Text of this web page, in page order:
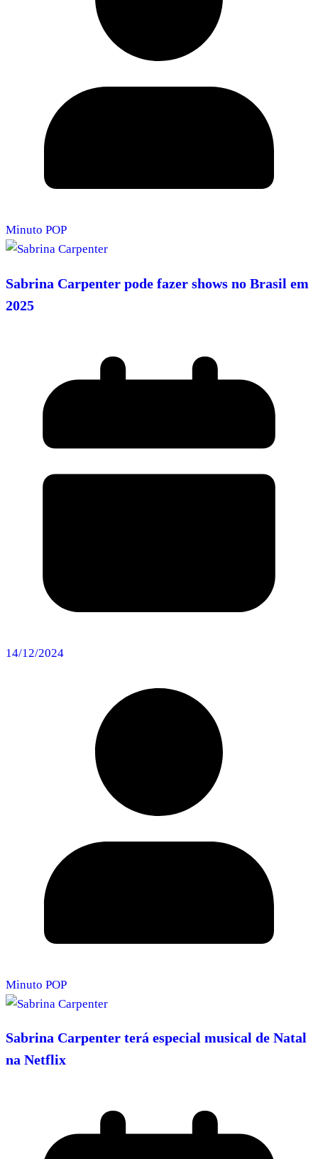
Minuto POP
Sabrina Carpenter pode fazer shows no Brasil em
2025
14/12/2024
Minuto POP
Sabrina Carpenter terá especial musical de Natal
na Netflix